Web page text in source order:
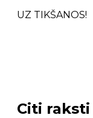
UZ TIKŠANOS!
Citi raksti